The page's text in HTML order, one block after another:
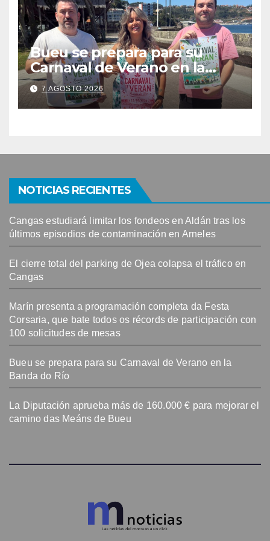
Bueu se prepara para su
Carnaval de Verano en la
Banda do Río
7 AGOSTO 2026
NOTICIAS RECIENTES
Cangas estudiará limitar los fondeos en Aldán tras los
últimos episodios de contaminación en Arneles
El cierre total del parking de Ojea colapsa el tráfico en
Cangas
Marín presenta a programación completa da Festa
Corsaria, que bate todos os récords de participación con
100 solicitudes de mesas
Bueu se prepara para su Carnaval de Verano en la
Banda do Río
La Diputación aprueba más de 160.000 € para mejorar el
camino das Meáns de Bueu